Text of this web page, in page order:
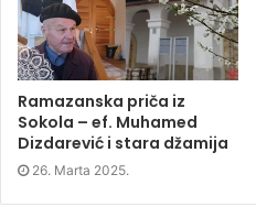
d
o
w
)
o
w
)
d
o
w
)
Ramazanska priča iz
Sokola – ef. Muhamed
Dizdarević i stara džamija
26. Marta 2025.